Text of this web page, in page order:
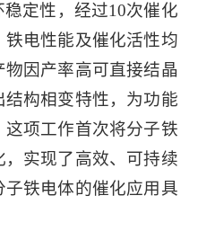
定性，经过10次催化
电性能及催化活性均
因产率高可直接结晶
构相变特性，为功能
项工作首次将分子铁
实现了高效、可持续
铁电体的催化应用具